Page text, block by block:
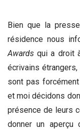
Bien que la
résidence nous
Awards qui a droit
écrivains
sont pas
et moi décidons
présence de leurs
donner un aperçu